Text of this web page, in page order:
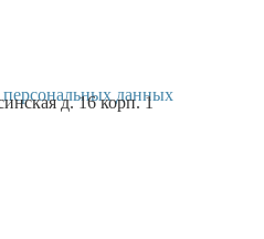
данных
д. 16 корп. 1